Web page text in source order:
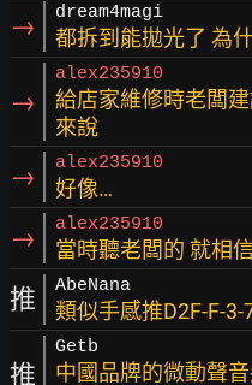
→ dream4magi
都拆到能拋光了 為
→
alex235910
給店家維修時老闆
來說
→ alex235910
好像…
→ alex235910
當時聽老闆的 就相
推 AbeNana
類似手感推D2F-F-3-
推
Getb
中國品牌的微動聲